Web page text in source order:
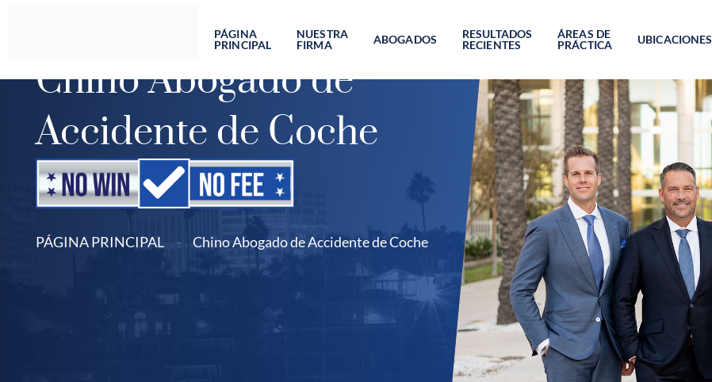
PÁGINA
PRINCIPAL
NUESTRA
FIRMA
ABOGADOS
RESULTADOS
RECIENTES
ÁREAS DE
PRÁCTICA
UBICACIONES
Chino Abogado de
Accidente de Coche
PÁGINA PRINCIPAL - Chino Abogado de Accidente de Coche